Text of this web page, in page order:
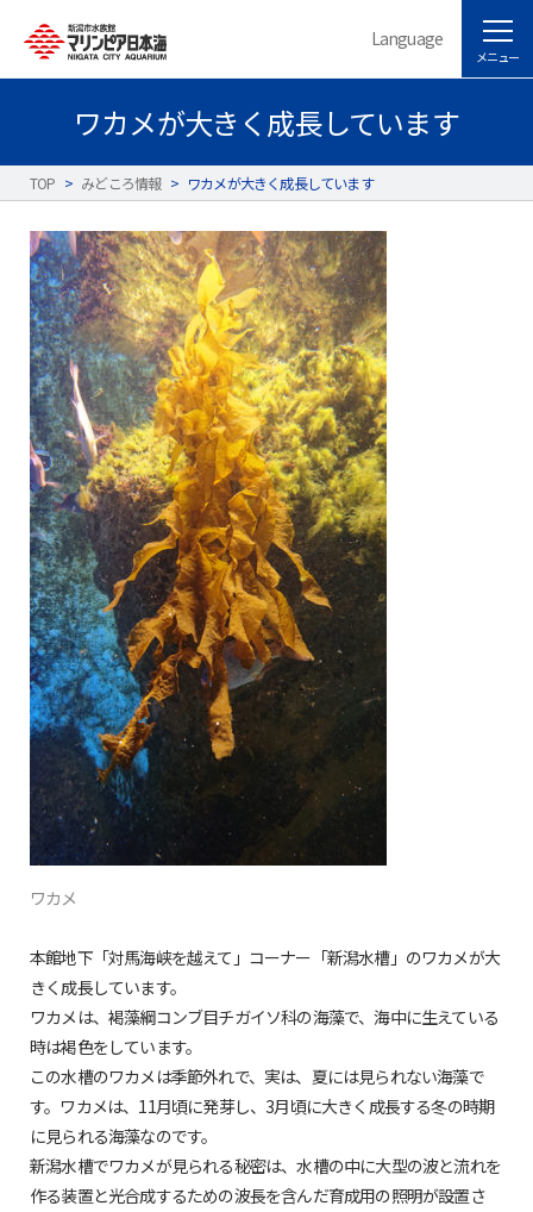
Language
メニュー
ワカメが大きく成長しています
TOP > みどころ情報 > ワカメが大きく成長しています
ワカメ
本館地下「対馬海峡を越えて」コーナー「新潟水槽」のワカメが大
きく成長しています。
ワカメは、褐藻綱コンブ目チガイソ科の海藻で、海中に生えている
時は褐色をしています。
この水槽のワカメは季節外れで、実は、夏には見られない海藻で
す。ワカメは、11月頃に発芽し、3月頃に大きく成長する冬の時期
に見られる海藻なのです。
新潟水槽でワカメが見られる秘密は、水槽の中に大型の波と流れを
作る装置と光合成するための波長を含んだ育成用の照明が設置さ